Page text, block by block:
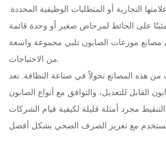
التجارية أو المتطلبات الوظيفية المحددة.
على الحائط لمرحاض صغير أو وحدة قائمة
مصانع موزعات الصابون تلبي مجموعة واسعة
من الاحتياجات.
من هذه المصانع تحولاً في صناعة النظافة. تعد
القابل للتعديل، والتوافق مع أنواع الصابون
مجرد أمثلة قليلة لكيفية قيام الشركات